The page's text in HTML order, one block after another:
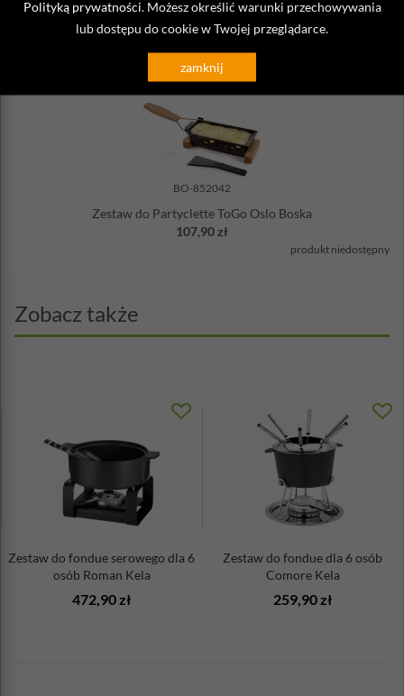
Polityką prywatności. Możesz określić warunki przechowywania
lub dostępu do cookie w Twojej przeglądarce.
zamknij
264,90 zł
produkt niedostępny
BO-852042
Zestaw do Partyclette ToGo Oslo Boska
107,90 zł
produkt niedostępny
Zobacz także
Zestaw do fondue serowego dla 6
osób Roman Kela
472,90 zł
Zestaw do fondue dla 6 osób
Comore Kela
259,90 zł